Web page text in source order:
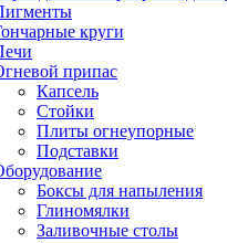
круги
припас
Капсель
Стойки
Плиты огнеупорные
Подставки
Боксы для напыления
Глиномялки
Заливочные столы